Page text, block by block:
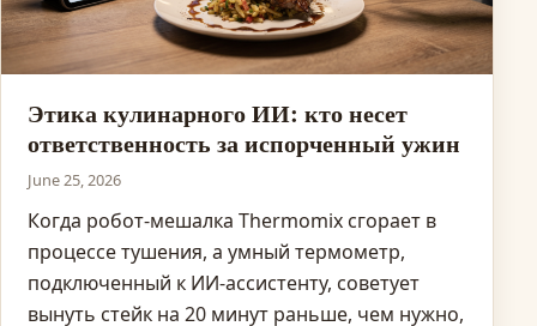
Этика кулинарного ИИ: кто несет
ответственность за испорченный ужин
June 25, 2026
Когда робот-мешалка Thermomix сгорает в
процессе тушения, а умный термометр,
подключенный к ИИ-ассистенту, советует
вынуть стейк на 20 минут раньше, чем нужно,